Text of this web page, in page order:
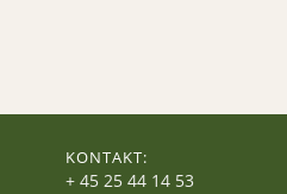
KONTAKT:
+ 45 25 44 14 53